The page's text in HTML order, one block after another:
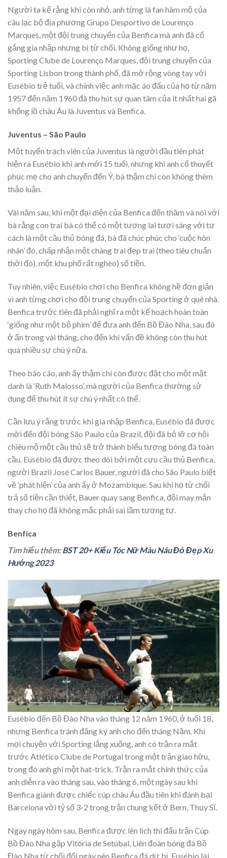
Người ta kể rằng khi còn nhỏ, anh từng là fan hâm mộ của
câu lạc bộ địa phương Grupo Desportivo de Lourenço
Marques, một đội trung chuyển của Benfica mà anh đã cố
gắng gia nhập nhưng bị từ chối. Không giống như họ,
Sporting Clube de Lourenço Marques, đội trung chuyển của
Sporting Lisbon trong thành phố, đã mở rộng vòng tay với
Eusébio trẻ tuổi, và chính việc anh mặc áo đấu của họ từ năm
1957 đến năm 1960 đã thu hút sự quan tâm của ít nhất hai gã
khổng lồ châu Âu là Juventus và Benfica.
Juventus – São Paulo
Một tuyển trạch viên của Juventus là người đầu tiên phát
hiện ra Eusébio khi anh mới 15 tuổi, nhưng khi anh cố thuyết
phục mẹ cho anh chuyển đến Ý, bà thậm chí còn không thèm
thảo luận.
Vài năm sau, khi một đại diện của Benfica đến thăm và nói với
bà rằng con trai bà có thể có một tương lai tươi sáng với tư
cách là một cầu thủ bóng đá, bà đã chúc phúc cho ‘cuộc hôn
nhân’ đó, chấp nhận một chàng trai đẹp trai (theo tiêu chuẩn
thời đó). một khu phố rất nghèo) số tiền.
Tuy nhiên, việc Eusébio chơi cho Benfica không hề đơn giản
vì anh từng chơi cho đội trung chuyển của Sporting ở quê nhà.
Benfica trước tiên đã phải nghĩ ra một kế hoạch hoàn toàn
‘giống như một bộ phim’ để đưa anh đến Bồ Đào Nha, sau đó
ở ẩn trong vài tháng, cho đến khi vấn đề không còn thu hút
quá nhiều sự chú ý nữa.
Theo báo cáo, anh ấy thậm chí còn được đặt cho một mật
danh là ‘Ruth Malosso’, mà người của Benfica thường sử
dụng để thu hút ít sự chú ý nhất có thể.
Cần lưu ý rằng trước khi gia nhập Benfica, Eusébio đã được
mời đến đội bóng São Paulo của Brazil, đội đã bỏ lỡ cơ hội
chiêu mộ một cầu thủ sẽ trở thành biểu tượng bóng đá toàn
cầu. Eusébio đã được theo dõi bởi một cựu cầu thủ Benfica,
người Brazil José Carlos Bauer, người đã cho São Paulo biết
về ‘phát hiện’ của anh ấy ở Mozambique. Sau khi họ từ chối
trả số tiền cần thiết, Bauer quay sang Benfica, đội may mắn
thay cho họ đã không mắc phải sai lầm tương tự.
Benfica
Tìm hiểu thêm:BST 20+ Kiểu Tóc Nữ Màu Nâu Đỏ Đẹp Xu
Hướng 2023
Eusébio đến Bồ Đào Nha vào tháng 12 năm 1960, ở tuổi 18,
nhưng Benfica tránh đăng ký anh cho đến tháng Năm. Khi
mọi chuyện với Sporting lắng xuống, anh có trận ra mắt
trước Atlético Clube de Portugal trong một trận giao hữu,
trong đó anh ghi một hat-trick. Trận ra mắt chính thức của
anh diễn ra vào tháng sau, vào tháng 6, một ngày sau khi
Benfica giành được chiếc cúp châu Âu đầu tiên khi đánh bại
Barcelona với tỷ số 3-2 trong trận chung kết ở Bern, Thụy Sĩ.
Ngay ngày hôm sau, Benfica được lên lịch thi đấu trận Cúp
Bồ Đào Nha gặp Vitória de Setúbal, Liên đoàn bóng đá Bồ
Đào Nha từ chối đổi ngày nên Benfica đá dự bị. Eusébio lại